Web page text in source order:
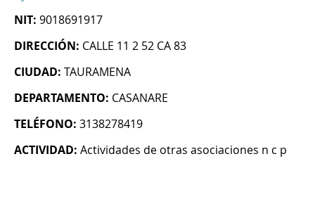
NIT: 9018691917
DIRECCIÓN: CALLE 11 2 52 CA 83
CIUDAD: TAURAMENA
DEPARTAMENTO: CASANARE
TELÉFONO: 3138278419
ACTIVIDAD: Actividades de otras asociaciones n c p